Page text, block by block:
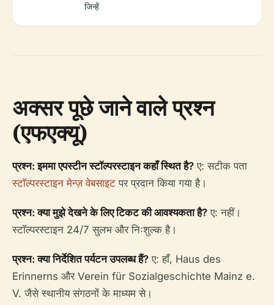
जिन्हें
अक्सर पूछे जाने वाले प्रश्न
(एफएक्यू)
प्रश्न: इममा एपस्टीन स्टॉल्परस्टाइन कहाँ स्थित है? ए: सटीक पता
स्टॉल्परस्टाइन मेन्ज़ वेबसाइट पर प्रदान किया गया है।
प्रश्न: क्या मुझे देखने के लिए टिकट की आवश्यकता है? ए: नहीं।
स्टॉल्परस्टाइन 24/7 सुलभ और निःशुल्क है।
प्रश्न: क्या निर्देशित पर्यटन उपलब्ध हैं? ए: हाँ, Haus des
Erinnerns और Verein für Sozialgeschichte Mainz e.
V. जैसे स्थानीय संगठनों के माध्यम से।